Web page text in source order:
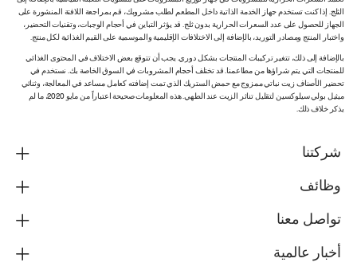
الثلج. إذا كنت تستخدم جهاز الخدمة الذاتية داخل المطعم لطلب مشروبك، قم بمراجعة اللافتة المنشورة على
الجهاز للحصول على عدد السعرات الحرارية بدون ثلج. قد يؤثر التباين في أحجام الوجبات، وتقنيات التحضير،
واختبار المنتج ومصادر التوريد، بالإضافة إلى الاختلافات الإقليمية والموسمية على القيم الغذائية لكل منتج.
بالإضافة إلى ذلك، تتغير تركيبات المنتجات بشكل دوري. يجب أن تتوقع بعض الاختلاف في المحتوى الغذائي
للمنتجات التي يتم شراؤها من مطاعمنا. قد تختلف أحجام المشروبات في السوق الخاصة بك. نستخدم في
تحضير الأصناف زيت نباتي ممزوج مع حمض الستريك الذي تمت إضافته كعامل مساعد في المعالجة، وثنائي
ميثيل بولي سيلوكسين لتقليل تناثر الزيت عند الطهي. هذه المعلومات صحيحة اعتباراً من مايو 2020، ما لم
يذكر خلاف ذلك.
شركتنا
وظائف
تواصل معنا
أخبار عالمية